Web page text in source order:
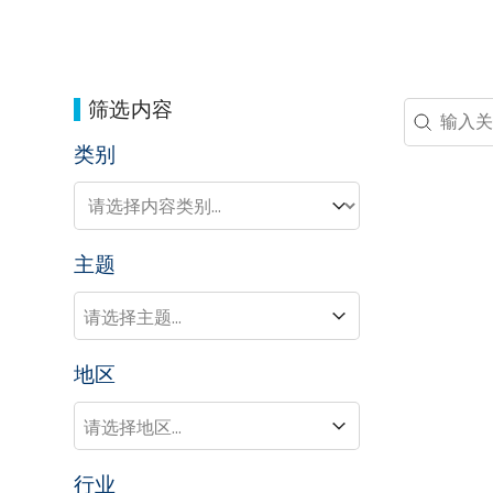
筛选内容
类别
类别
类别
主题
主题
主题
地区
地区
地区
行业
Search
Search